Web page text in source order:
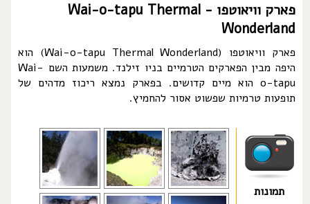
פארק וויאוטפו - Wai-o-tapu Thermal
Wonderland
פארק וויאוטפו (Wai-o-tapu Thermal Wonderland) הוא
היפה מבין הפארקים הטרמיים בניו זילנד. משמעות השם Wai-
o-tapu הוא מיים קדושים. בפארק נמצא ריכוז מדהים של
תופעות טרמיות שפשוט אסור להחמיץ.
תמונות